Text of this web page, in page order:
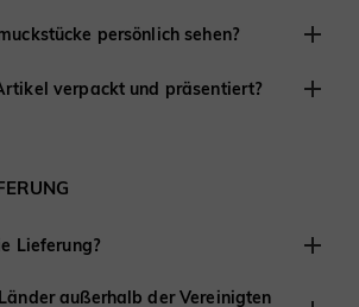
persönlich sehen?
anderswo haben,
mit Kunden aus der Ferne zu
an Tausenden von Verlobungen und
ganzen Welt teilgenommen.
verpackt und präsentiert?
ist die Präsentation entscheidend, daher
Jede Bestellung wird fertig zum
Lieferung?
Versand in die Vereinigten Staaten
außerhalb der Vereinigten